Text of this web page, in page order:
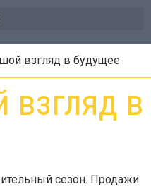
взгляд в будущее
взгляд в
сезон. Продажи